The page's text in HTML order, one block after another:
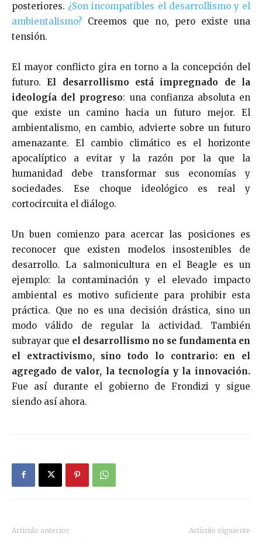
posteriores. ¿Son incompatibles el desarrollismo y el
ambientalismo? Creemos que no, pero existe una
tensión.
El mayor conflicto gira en torno a la concepción del
futuro. El desarrollismo está impregnado de la
ideología del progreso: una confianza absoluta en
que existe un camino hacia un futuro mejor. El
ambientalismo, en cambio, advierte sobre un futuro
amenazante. El cambio climático es el horizonte
apocalíptico a evitar y la razón por la que la
humanidad debe transformar sus economías y
sociedades. Ese choque ideológico es real y
cortocircuita el diálogo.
Un buen comienzo para acercar las posiciones es
reconocer que existen modelos insostenibles de
desarrollo. La salmonicultura en el Beagle es un
ejemplo: la contaminación y el elevado impacto
ambiental es motivo suficiente para prohibir esta
práctica. Que no es una decisión drástica, sino un
modo válido de regular la actividad. También
subrayar que el desarrollismo no se fundamenta en
el extractivismo, sino todo lo contrario: en el
agregado de valor, la tecnología y la innovación.
Fue así durante el gobierno de Frondizi y sigue
siendo así ahora.
Artículo anterior Artículo siguiente